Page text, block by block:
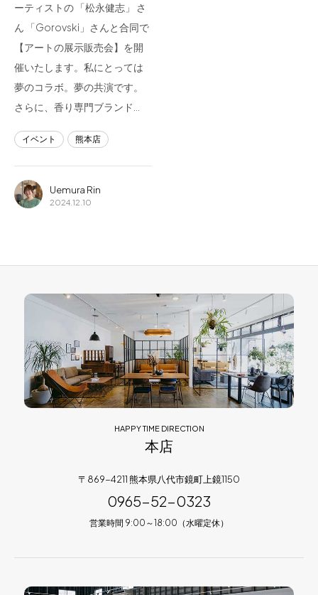
フラッグシップストア
熊本店
Arv
ーティストの 「松永健志」 さ
ん 「Gorovski」さんと合同で
【アートの展示販売会】を開
催いたします。私にとっては
夢のコラボ。夢の共演です。
さらに、香り専門ブランド…
イベント 熊本店
Uemura Rin
2024.12.10
HAPPY TIME DIRECTION
本店
〒869-4211 熊本県八代市鏡町上鏡1150
0965-52-0323
営業時間 9:00～18:00（水曜定休）